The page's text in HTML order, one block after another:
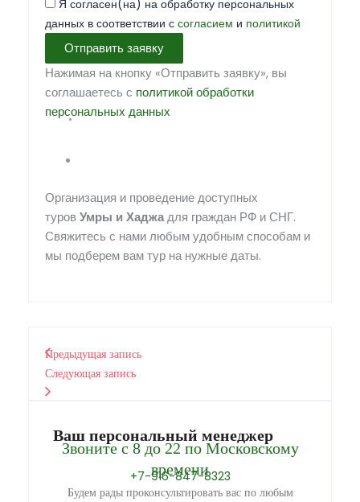
Я согласен(на) на обработку персональных
данных в соответствии с согласием и политикой
Отправить заявку
Нажимая на кнопку «Отправить заявку», вы
соглашаетесь с политикой обработки
персональных данных
Организация и проведение доступных
туров Умры и Хаджадля граждан РФ и СНГ.
Свяжитесь с нами любым удобным способам и
мы подберем вам тур на нужные даты.
Предыдущая запись
Следующая запись
Ваш персональный менеджер
Звоните с 8 до 22 по Московскому
времени
+7-916-847-8323
Будем рады проконсультировать вас по любым